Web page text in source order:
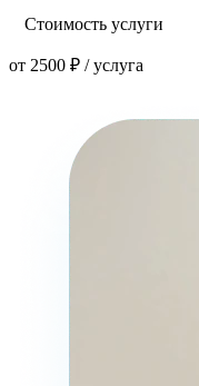
Стоимость услуги
от 2500 ₽ / услуга